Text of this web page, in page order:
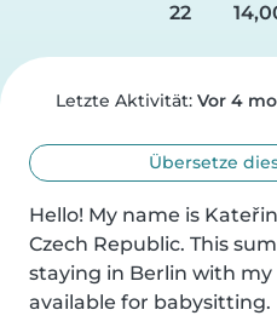
22
Letzte Aktivität: Vor 4
Übersetze
Hello! My name is
Czech Republic. This
staying in Berlin with
available for babysitting.